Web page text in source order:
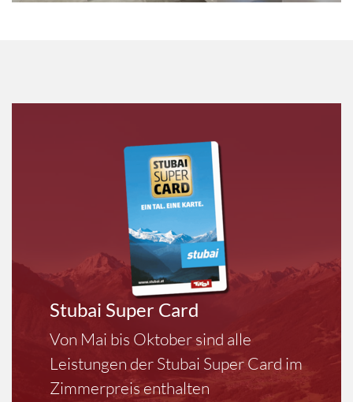
Stubai Super Card
Von Mai bis Oktober sind alle
Leistungen der Stubai Super Card im
Zimmerpreis enthalten